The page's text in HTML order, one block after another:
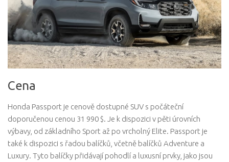
Cena
Honda Passport je cenově dostupné SUV s počáteční
doporučenou cenou 31 990 $. Je k dispozici v pěti úrovních
výbavy, od základního Sport až po vrcholný Elite. Passport je
také k dispozici s řadou balíčků, včetně balíčků Adventure a
Luxury. Tyto balíčky přidávají pohodlí a luxusní prvky, jako jsou